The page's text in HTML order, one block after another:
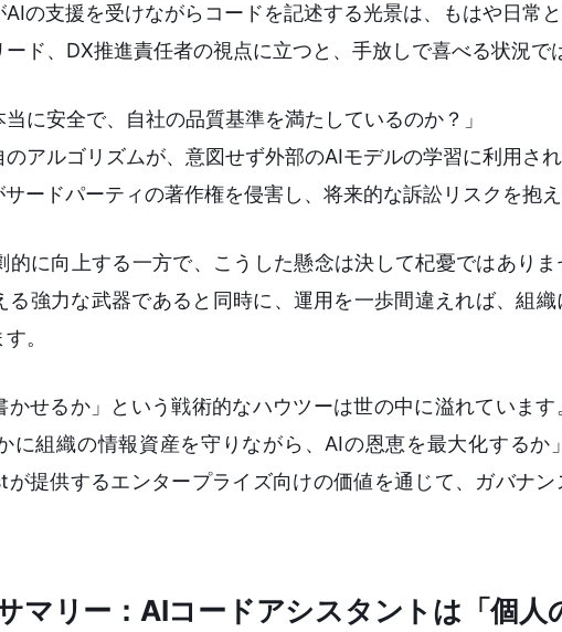
の支援を受けながらコードを記述する光景は、もはや日常
ド、DX推進責任者の視点に立つと、手放しで喜べる状況で
当に安全で、自社の品質基準を満たしているのか？」
のアルゴリズムが、意図せず外部のAIモデルの学習に利用さ
サードパーティの著作権を侵害し、将来的な訴訟リスクを抱
的に向上する一方で、こうした懸念は決して杞憂ではあり
る強力な武器であると同時に、運用を一歩間違えれば、組
。
かせるか」という戦術的なハウツーは世の中に溢れていま
に組織の情報資産を守りながら、AIの恩恵を最大化するか
提供するエンタープライズ向けの価値を通じて、ガバナ
マリー：AIコードアシスタントは「個人